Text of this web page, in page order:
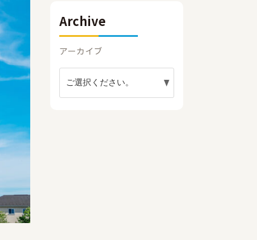
Archive
アーカイブ